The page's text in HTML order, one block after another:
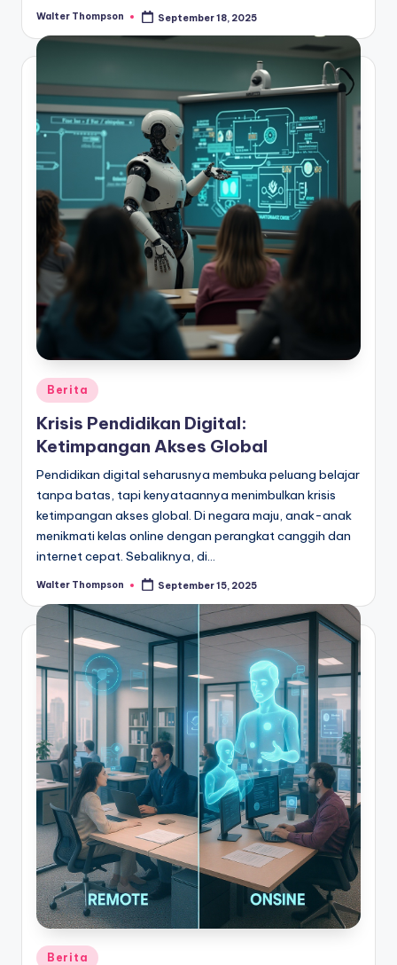
Posted
Walter Thompson September 18, 2025
Posted
in
Berita
Krisis Pendidikan Digital:
Ketimpangan Akses Global
Pendidikan digital seharusnya membuka peluang belajar
tanpa batas, tapi kenyataannya menimbulkan krisis
ketimpangan akses global. Di negara maju, anak-anak
menikmati kelas online dengan perangkat canggih dan
internet cepat. Sebaliknya, di…
Posted
Walter Thompson September 15, 2025
Posted
Berita